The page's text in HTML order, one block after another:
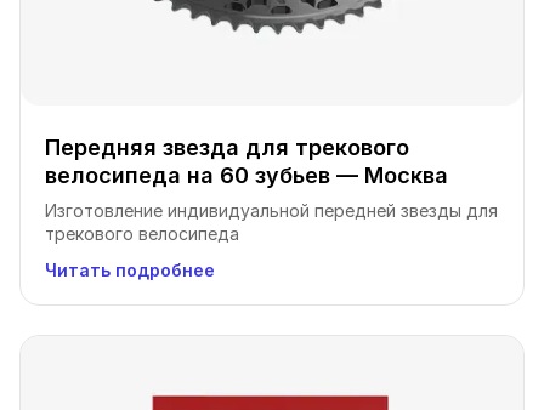
Передняя звезда для трекового
велосипеда на 60 зубьев — Москва
Изготовление индивидуальной передней звезды для
трекового велосипеда
Читать подробнее